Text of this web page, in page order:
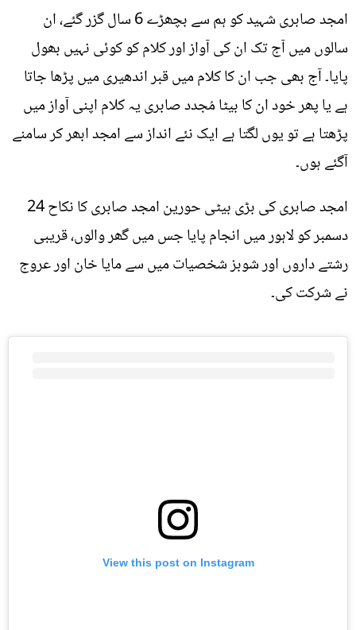
امجد صابری شہید کو ہم سے بچھڑے 6 سال گزر گئے، ان
سالوں میں آج تک ان کی آواز اور کلام کو کوئی نہیں بھول
پایا۔ آج بھی جب ان کا کلام میں قبر اندھیری میں پڑھا جاتا
ہے یا پھر خود ان کا بیٹا مُجدد صابری یہ کلام اپنی آواز میں
پڑھتا ہے تو یوں لگتا ہے ایک نئے انداز سے امجد ابھر کر سامنے
آگئے ہوں۔
امجد صابری کی بڑی بیٹی حورین امجد صابری کا نکاح 24
دسمبر کو لاہور میں انجام پایا جس میں گھر والوں، قریبی
رشتے داروں اور شوبز شخصیات میں سے مایا خان اور عروج
نے شرکت کی۔
View this post on Instagram